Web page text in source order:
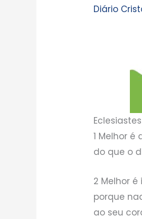
Diário
1 Melhor
do que o
2 Melhor
porque
ao seu